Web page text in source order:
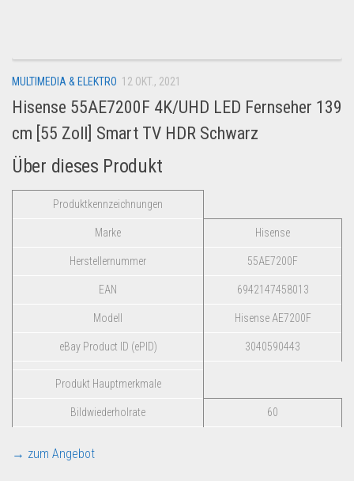
Amazon
Aldi
Lidl
Kostenlos verkaufen
Anmelden
Kostenlos Registrieren
Newsletter
MULTIMEDIA & ELEKTRO 12 OKT., 2021
Hisense 55AE7200F 4K/UHD LED Fernseher 139
cm [55 Zoll] Smart TV HDR Schwarz
Über dieses Produkt
Produktkennzeichnungen
Marke Hisense
Herstellernummer 55AE7200F
EAN 6942147458013
Modell Hisense AE7200F
eBay Product ID (ePID) 3040590443
Produkt Hauptmerkmale
Bildwiederholrate 60
→ zum Angebot